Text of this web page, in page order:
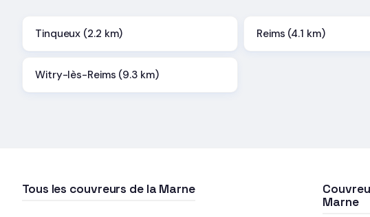
Tinqueux (2.2 km) Reims (4.1 km)
Witry-lès-Reims (9.3 km)
Tous les couvreurs de la Marne
Marne